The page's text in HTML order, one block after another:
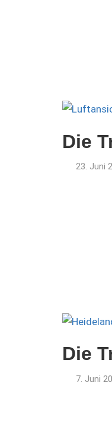
Die
23. Juni
Die
7. Juni